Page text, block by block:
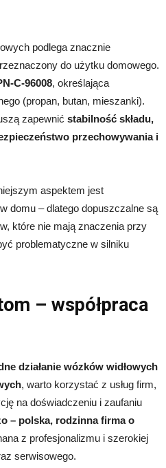
podlega znacznie
do użytku domowego.
C-96008, określająca
(propan, butan, mieszanki).
zapewnić stabilność składu,
przechowywania i
aspektem jest
domu – dlatego dopuszczalne są
które nie mają znaczenia przy
problematyczne w silniku
– współpraca
działanie wózków widłowych
, warto korzystać z usług firm,
na doświadczeniu i zaufaniu
– polska, rodzinna firma o
z profesjonalizmu i szerokiej
serwisowego.